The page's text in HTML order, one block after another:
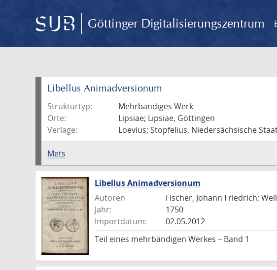
Göttinger Digitalisierungszentrum
Libellus Animadversionum
Strukturtyp:
Mehrbändiges Werk
Orte:
Lipsiae; Lipsiae, Göttingen
Verlage:
Loevius; Stopfelius, Niedersächsische
Mets
Libellus Animadversionum
Autoren
Fischer, Johann Friedrich;
Jahr:
1750
Importdatum:
02.05.2012
Teil eines mehrbändigen Werkes – Band 1